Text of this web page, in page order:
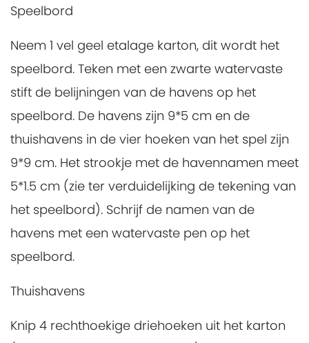
Speelbord
Neem 1 vel geel etalage karton, dit wordt het
speelbord. Teken met een zwarte watervaste
stift de belijningen van de havens op het
speelbord. De havens zijn 9*5 cm en de
thuishavens in de vier hoeken van het spel zijn
9*9 cm. Het strookje met de havennamen meet
5*1.5 cm (zie ter verduidelijking de tekening van
het speelbord). Schrijf de namen van de
havens met een watervaste pen op het
speelbord.
Thuishavens
Knip 4 rechthoekige driehoeken uit het karton